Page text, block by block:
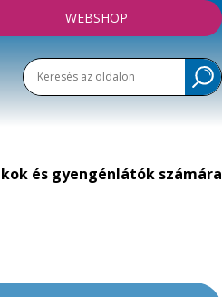
WEBSHOP
és gyengénlátók számára